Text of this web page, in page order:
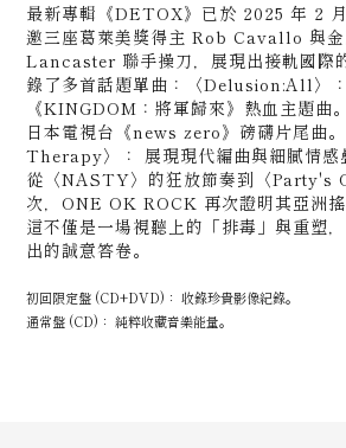
最新專輯《DETOX》已於 2025 年 2
邀三座葛萊美獎得主 Rob Cavallo 與
Lancaster 聯手操刀，展現出接軌國際
錄了多首話題單曲：
〈Delusion:All〉：
《KINGDOM：將軍歸來》熱血主題曲。
日本電視台《news zero》磅礴片尾曲。
Therapy〉：
展現現代編曲與細膩情感
從〈NASTY〉的狂放節奏到〈Party's
次，ONE OK ROCK 再次證明其亞洲搖
這不僅是一場視聽上的「排毒」與重塑
出的誠意答卷。
初回限定盤 (CD+DVD)： 收錄珍貴影像紀錄。
通常盤 (CD)： 純粹收藏音樂能量。